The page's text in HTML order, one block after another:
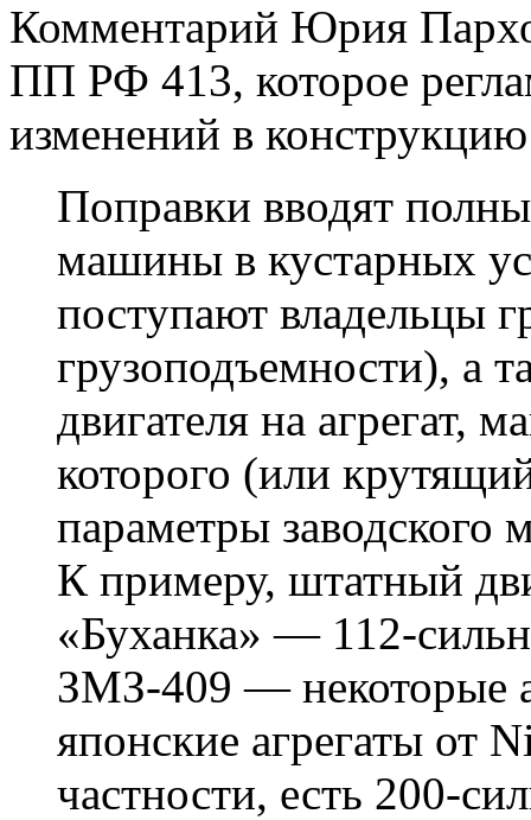
Комментарий Юрия
ПП РФ 413, которое
изменений в
Поправки вводят
машины в кустарных
поступают владельцы
грузоподъемности), а
двигателя на агрегат,
которого (или
параметры заводского
К примеру, штатный
«Буханка» — 112-
ЗМЗ-409 — некоторые
японские агрегаты от
частности, есть 200-